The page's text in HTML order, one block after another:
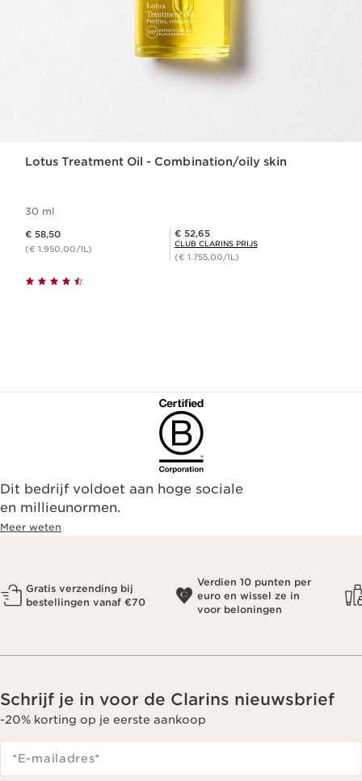
Lotus Treatment Oil - Combination/oily skin
30 ml
€ 58,50
(€ 1.950,00/1L)
Club Clarins Prijs € 52,65
€ 52,65
CLUB CLARINS PRIJS
(€ 1.755,00/1L)
Dit bedrijf voldoet aan hoge sociale
en millieunormen.
Meer weten
Gratis verzending bij
bestellingen vanaf €70
Verdien 10 punten per
euro en wissel ze in
voor beloningen
Schrijf je in voor de Clarins nieuwsbrief
-20% korting op je eerste aankoop
*E-mailadres*